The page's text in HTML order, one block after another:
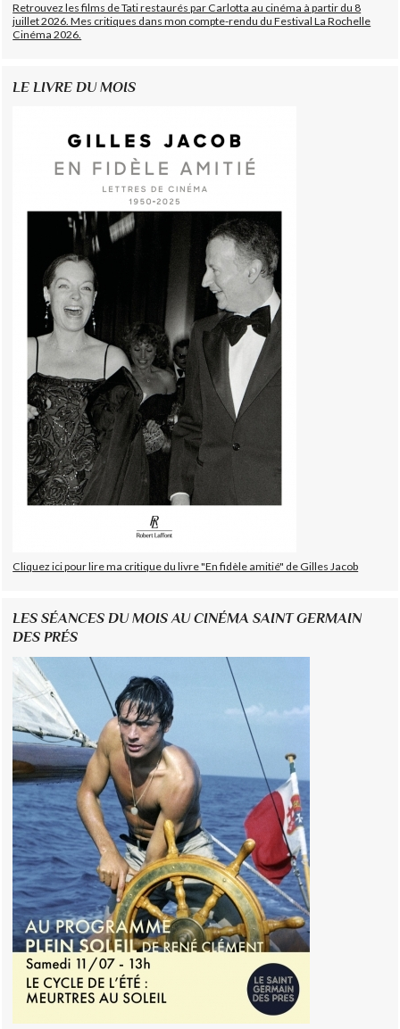
Retrouvez les films de Tati restaurés par Carlotta au cinéma à partir du 8
juillet 2026. Mes critiques dans mon compte-rendu du Festival La Rochelle
Cinéma 2026.
LE LIVRE DU MOIS
Cliquez ici pour lire ma critique du livre "En fidèle amitié" de Gilles Jacob
LES SÉANCES DU MOIS AU CINÉMA SAINT GERMAIN
DES PRÉS